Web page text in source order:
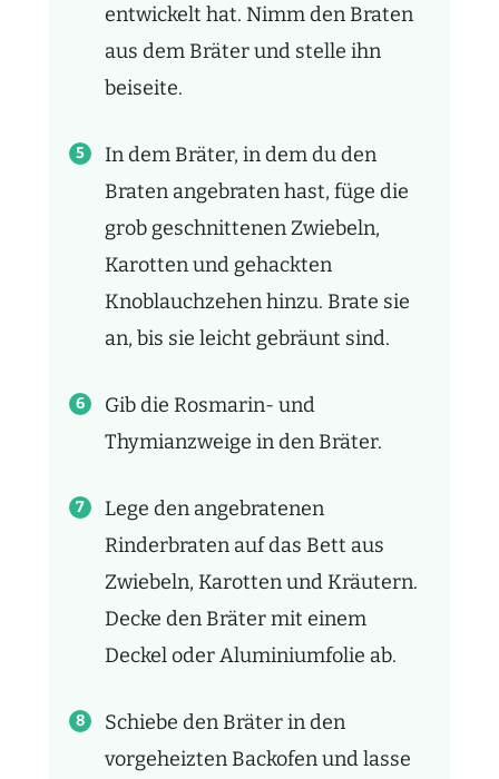
entwickelt hat. Nimm den Braten
aus dem Bräter und stelle ihn
beiseite.
In dem Bräter, in dem du den
Braten angebraten hast, füge die
grob geschnittenen Zwiebeln,
Karotten und gehackten
Knoblauchzehen hinzu. Brate sie
an, bis sie leicht gebräunt sind.
Gib die Rosmarin- und
Thymianzweige in den Bräter.
Lege den angebratenen
Rinderbraten auf das Bett aus
Zwiebeln, Karotten und Kräutern.
Decke den Bräter mit einem
Deckel oder Aluminiumfolie ab.
Schiebe den Bräter in den
vorgeheizten Backofen und lasse